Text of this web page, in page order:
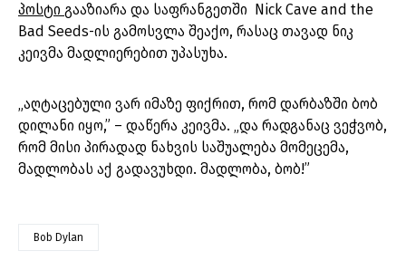
პოსტი გააზიარა და საფრანგეთში Nick Cave and the
Bad Seeds-ის გამოსვლა შეაქო, რასაც თავად ნიკ
კეივმა მადლიერებით უპასუხა.
„აღტაცებული ვარ იმაზე ფიქრით, რომ დარბაზში ბობ
დილანი იყო,” – დაწერა კეივმა. „და რადგანაც ვეჭვობ,
რომ მისი პირადად ნახვის საშუალება მომეცემა,
მადლობას აქ გადავუხდი. მადლობა, ბობ!”
Bob Dylan